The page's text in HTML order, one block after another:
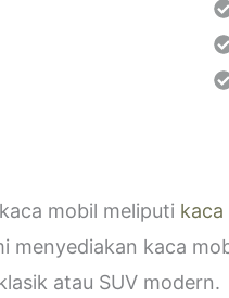
mobil meliputi kaca
menyediakan kaca
atau SUV modern.